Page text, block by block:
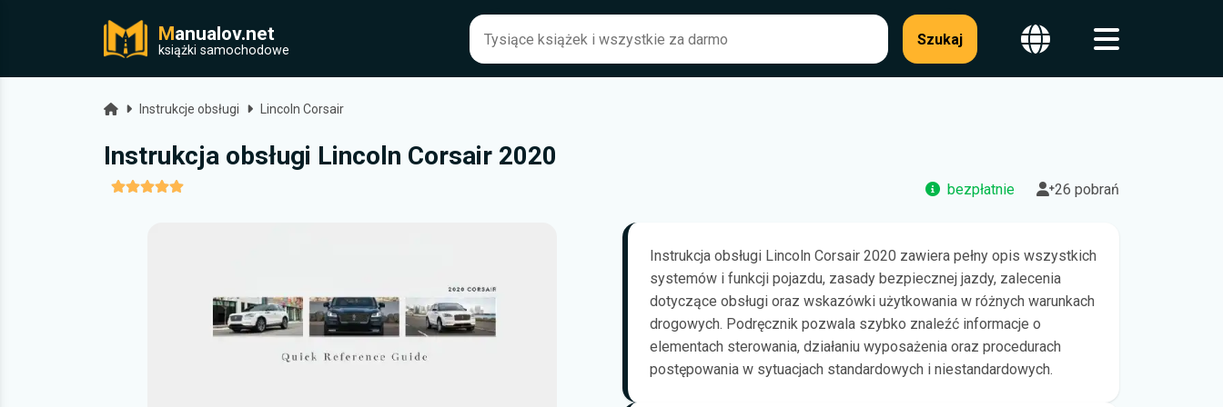
Manualov.net
książki samochodowe
Szukaj
Strona główna
Instrukcje obsługi Lincoln Corsair
Instrukcja obsługi Lincoln Corsair 2020
bezpłatnie 26 pobrań
Instrukcja obsługi Lincoln Corsair 2020 zawiera pełny opis wszystkich
systemów i funkcji pojazdu, zasady bezpiecznej jazdy, zalecenia
dotyczące obsługi oraz wskazówki użytkowania w różnych warunkach
drogowych. Podręcznik pozwala szybko znaleźć informacje o
elementach sterowania, działaniu wyposażenia oraz procedurach
postępowania w sytuacjach standardowych i niestandardowych.